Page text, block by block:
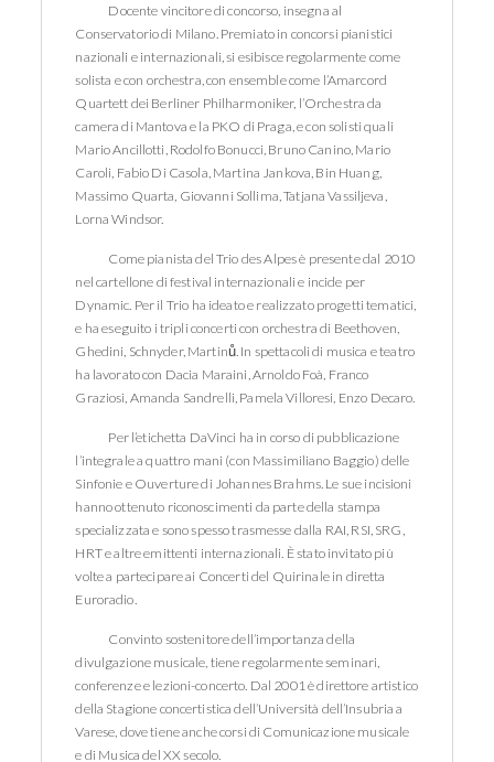
Docente vincitore di concorso, insegna al
Conservatorio di Milano. Premiato in concorsi pianistici
nazionali e internazionali, si esibisce regolarmente come
solista e con orchestra, con ensemble come l’Amarcord
Quartett dei Berliner Philharmoniker, l’Orchestra da
camera di Mantova e la PKO di Praga, e con solisti quali
Mario Ancillotti, Rodolfo Bonucci, Bruno Canino, Mario
Caroli, Fabio Di Casola, Martina Jankova, Bin Huang,
Massimo Quarta, Giovanni Sollima, Tatjana Vassiljeva,
Lorna Windsor.
Come pianista del Trio des Alpes è presente dal 2010
nel cartellone di festival internazionali e incide per
Dynamic. Per il Trio ha ideato e realizzato progetti tematici,
e ha eseguito i tripli concerti con orchestra di Beethoven,
Ghedini, Schnyder, Martinů. In spettacoli di musica e teatro
ha lavorato con Dacia Maraini, Arnoldo Foà, Franco
Graziosi, Amanda Sandrelli, Pamela Villoresi, Enzo Decaro.
Per l’etichetta DaVinci ha in corso di pubblicazione
l’integrale a quattro mani (con Massimiliano Baggio) delle
Sinfonie e Ouverture di Johannes Brahms. Le sue incisioni
hanno ottenuto riconoscimenti da parte della stampa
specializzata e sono spesso trasmesse dalla RAI, RSI, SRG,
HRT e altre emittenti internazionali. È stato invitato più
volte a partecipare ai Concerti del Quirinale in diretta
Euroradio.
Convinto sostenitore dell’importanza della
divulgazione musicale, tiene regolarmente seminari,
conferenze e lezioni-concerto. Dal 2001 è direttore artistico
della Stagione concertistica dell’Università dell’Insubria a
Varese, dove tiene anche corsi di Comunicazione musicale
e di Musica del XX secolo.